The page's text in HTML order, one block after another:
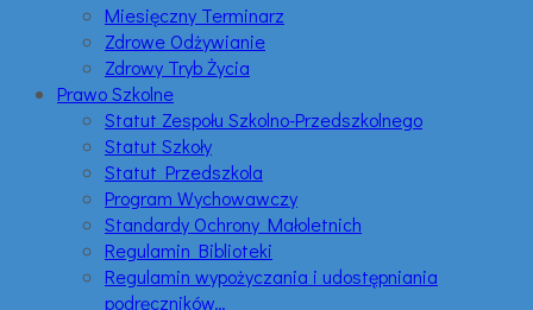
Miesięczny Terminarz
Zdrowe Odżywianie
Zdrowy Tryb Życia
Prawo Szkolne
Statut Zespołu Szkolno-Przedszkolnego
Statut Szkoły
Statut Przedszkola
Program Wychowawczy
Standardy Ochrony Małoletnich
Regulamin Biblioteki
Regulamin wypożyczania i udostępniania
podręczników…